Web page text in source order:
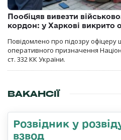
Пообіцяв вивезти
кордон: у Харкові викрито
Повідомлено про підозру офіцеру
оперативного призначення
ст. 332 КК України.
ВАКАНСІЇ
Розвідник у
взвод